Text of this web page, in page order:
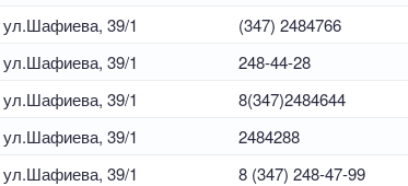
39/1
(347) 2484766
39/1
248-44-28
39/1
8(347)2484644
39/1
2484288
39/1 8 (347) 248-47-99